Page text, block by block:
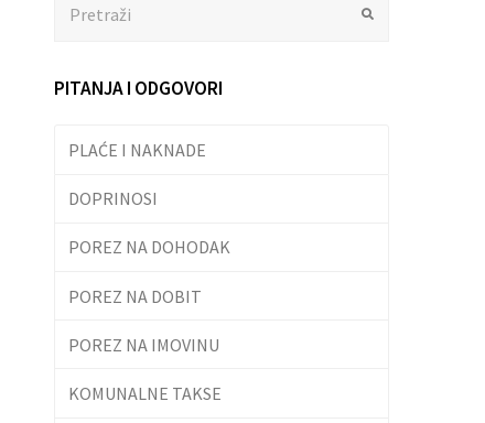
PITANJA I ODGOVORI
PLAĆE I NAKNADE
DOPRINOSI
POREZ NA DOHODAK
POREZ NA DOBIT
POREZ NA IMOVINU
KOMUNALNE TAKSE